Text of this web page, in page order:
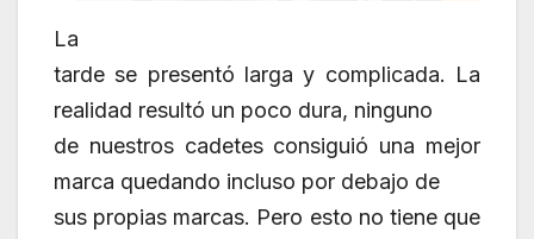
La
tarde se presentó larga y complicada. La
realidad resultó un poco dura, ninguno
de nuestros cadetes consiguió una mejor
marca quedando incluso por debajo de
sus propias marcas. Pero esto no tiene que